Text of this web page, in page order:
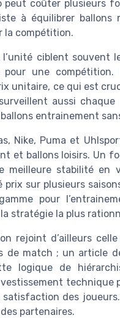
peut coûter plusieurs
à équilibrer
la compétition.
ciblent souvent
pour une
unitaire, ce qui est
aussi
entrainement
Nike, Puma et
et ballons loisirs. Un
meilleure stabilité
sur plusieurs
pour
stratégie la plus
rejoint d’ailleurs
de match ; un article
logique de
technique
des
partenaires.